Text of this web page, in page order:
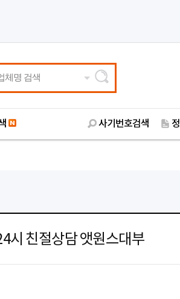
체명 검색
사기번호검색
시 친절상담 앳원스대부